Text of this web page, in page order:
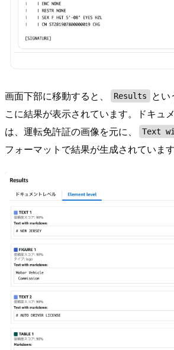
画面下部に移動すると、 Results
とい
こに結果が表示されています。ドキュ
は、運転免許証の画像を元に、
Text
フォーマットで結果が生成されています